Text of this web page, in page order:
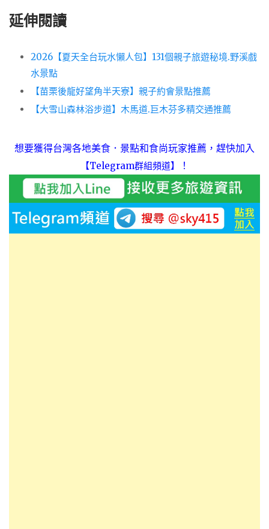
延伸閱讀
2026【夏天全台玩水懶人包】131個親子旅遊秘境.野溪戲
水景點
【苗栗後龍好望角半天寮】親子約會景點推薦
【大雪山森林浴步道】木馬道.巨木芬多精交通推薦
想要獲得台灣各地美食．景點和食尚玩家推薦，趕快加入
【Telegram群組頻道】 ！